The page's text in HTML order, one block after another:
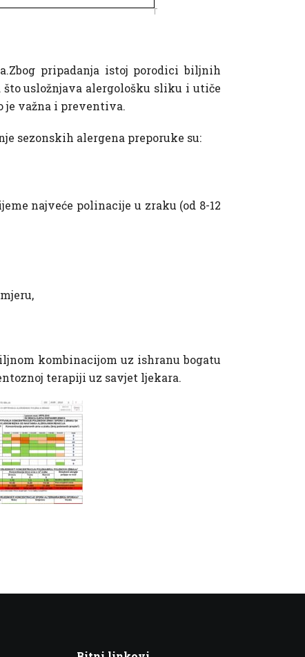
pripadanja istoj porodici biljnih
usložnjava alergološku sliku i utiče
je važna i preventiva.
sezonskih alergena preporuke su:
najveće polinacije u zraku (od 8-12
kombinacijom uz ishranu bogatu
terapiji uz savjet ljekara.